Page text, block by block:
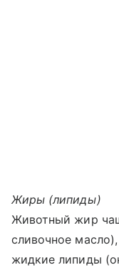
Жиры (липиды)
Животный жир
сливочное
жидкие липиды